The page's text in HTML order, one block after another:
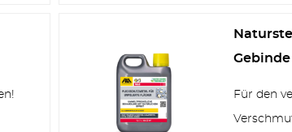
Gebinde
Für den